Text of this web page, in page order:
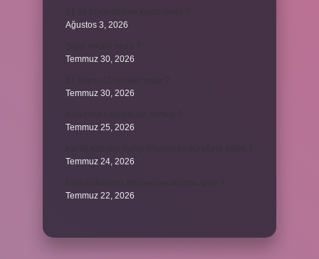
Ağustos 3, 2026
Temmuz 30, 2026
Temmuz 30, 2026
Temmuz 25, 2026
Temmuz 24, 2026
Temmuz 22, 2026